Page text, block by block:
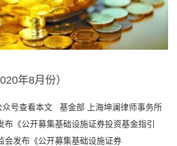
年8月份）
众号查看本文 基金部 上海坤澜律师事务所
《公开募集基础设施证券投资基金指引
会发布《公开募集基础设施证券